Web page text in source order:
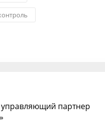
управляющий партнер